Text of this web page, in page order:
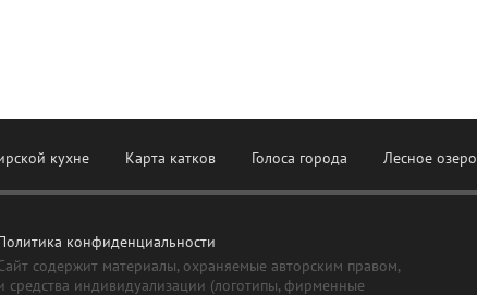
кухне Карта катков Голоса города Лесное озеро
конфиденциальности
содержит материалы, охраняемые авторским правом,
средства индивидуализации (логотипы, фирменные